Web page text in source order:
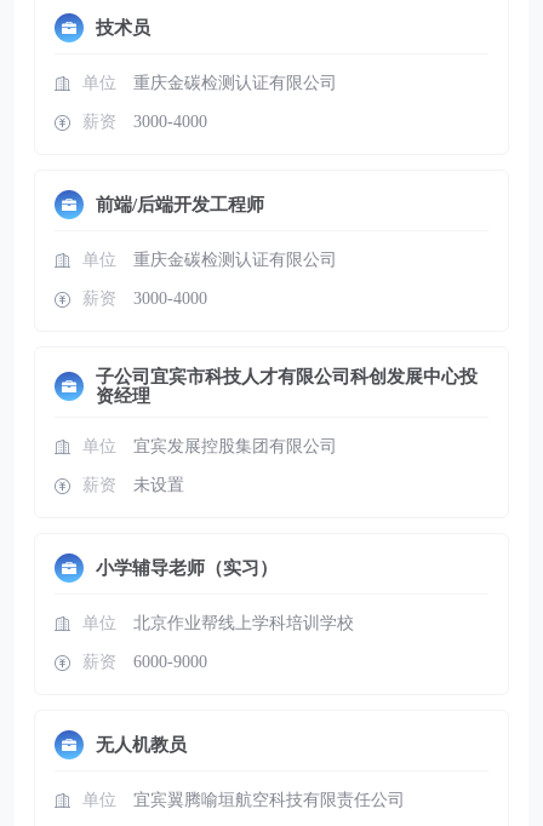
技术员
单位 重庆金碳检测认证有限公司
薪资 3000-4000
前端/后端开发工程师
单位 重庆金碳检测认证有限公司
薪资 3000-4000
子公司宜宾市科技人才有限公司科创发展中心投
资经理
单位 宜宾发展控股集团有限公司
薪资 未设置
小学辅导老师（实习）
单位 北京作业帮线上学科培训学校
薪资 6000-9000
无人机教员
单位 宜宾翼腾喻垣航空科技有限责任公司